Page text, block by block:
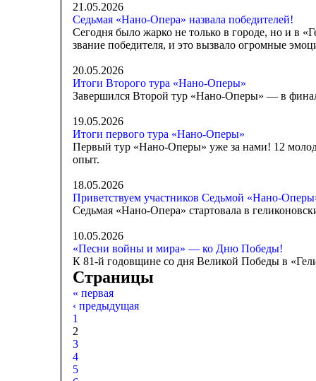
21.05.2026
Седьмая «Нано-Опера» назвала победителей!
Сегодня было жарко не только в городе, но и в
звание победителя, и это вызвало огромные
20.05.2026
Итоги Второго тура «Нано-Оперы»
Завершился Второй тур «Нано-Оперы» — в
19.05.2026
Итоги первого тура «Нано-Оперы»
Первый тур «Нано-Оперы» уже за нами! 12
опыт.
18.05.2026
Приветствуем участников Седьмой «Нано-
Седьмая «Нано-Опера» стартовала в
10.05.2026
«Песни войны и мира» — ко Дню Победы!
К 81-й годовщине со дня Великой Победы в
Страницы
« первая
‹ предыдущая
1
2
3
4
5